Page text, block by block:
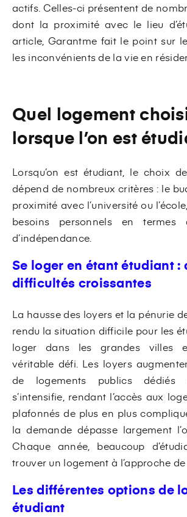
actifs. Celles-ci présentent de
dont la proximité avec le lieu
article, Garantme fait le point sur
les inconvénients de la vie en
Quel logement
lorsque l’on est
Lorsqu’on est étudiant, le choix
dépend de nombreux critères : le
proximité avec l’université ou
besoins personnels en
d’indépendance.
Se loger en étant étudiant :
difficultés croissantes
La hausse des loyers et la pénurie
rendu la situation difficile pour les
loger dans les grandes villes
véritable défi. Les loyers
de logements publics dédiés
s’intensifie, rendant l’accès aux
plafonnés de plus en plus
la demande dépasse largement
Chaque année, beaucoup
trouver un logement à l’approche de
Les différentes options de
étudiant